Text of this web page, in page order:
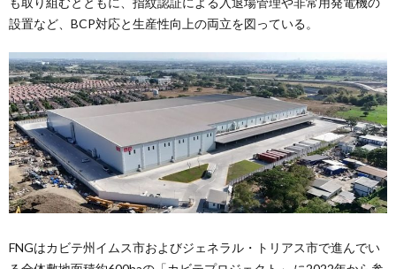
設置など、BCP対応と生産性向上の両立を図っている。
FNGはカビテ州イムス市およびジェネラル・トリアス市で進んでい